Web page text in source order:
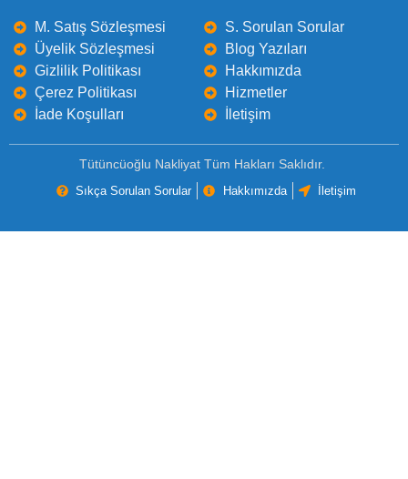
M. Satış Sözleşmesi
Üyelik Sözleşmesi
Gizlilik Politikası
Çerez Politikası
İade Koşulları
S. Sorulan Sorular
Blog Yazıları
Hakkımızda
Hizmetler
İletişim
Tütüncüoğlu Nakliyat Tüm Hakları Saklıdır.
Sıkça Sorulan Sorular Hakkımızda İletişim